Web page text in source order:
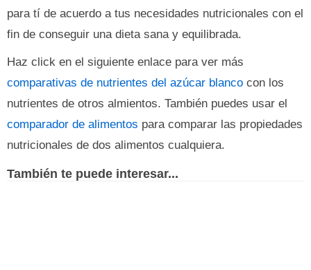
para tí de acuerdo a tus necesidades nutricionales con el
fin de conseguir una dieta sana y equilibrada.
Haz click en el siguiente enlace para ver más
comparativas de nutrientes del azúcar blanco con los
nutrientes de otros almientos. También puedes usar el
comparador de alimentos para comparar las propiedades
nutricionales de dos alimentos cualquiera.
También te puede interesar...